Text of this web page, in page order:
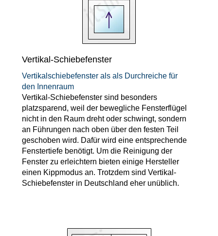
Vertikal-Schiebefenster
Vertikalschiebefenster als als Durchreiche für
den Innenraum
Vertikal-Schiebefenster sind besonders
platzsparend, weil der bewegliche Fensterflügel
nicht in den Raum dreht oder schwingt, sondern
an Führungen nach oben über den festen Teil
geschoben wird. Dafür wird eine entsprechende
Fenstertiefe benötigt. Um die Reinigung der
Fenster zu erleichtern bieten einige Hersteller
einen Kippmodus an. Trotzdem sind Vertikal-
Schiebefenster in Deutschland eher unüblich.